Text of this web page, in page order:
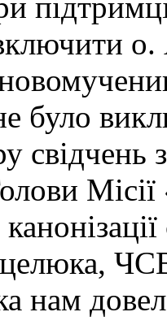
було
свідчень
нам